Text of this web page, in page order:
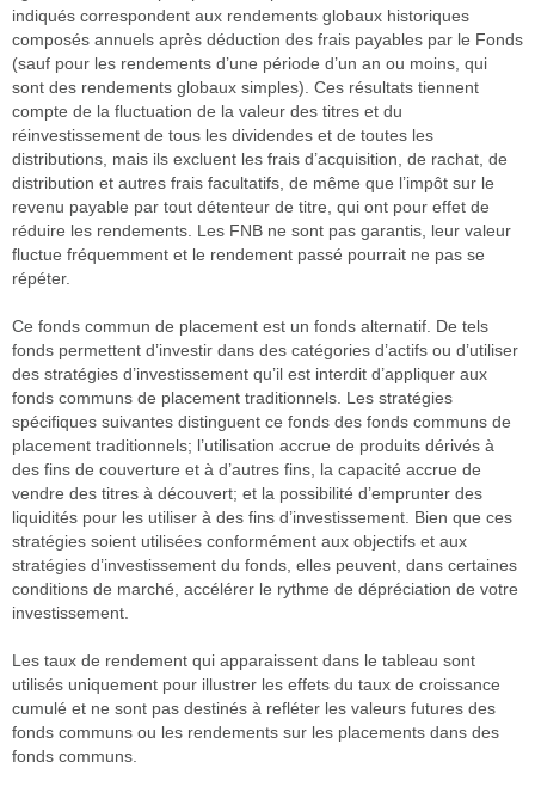
indiqués correspondent aux rendements globaux historiques
composés annuels après déduction des frais payables par le Fonds
(sauf pour les rendements d’une période d’un an ou moins, qui
sont des rendements globaux simples). Ces résultats tiennent
compte de la fluctuation de la valeur des titres et du
réinvestissement de tous les dividendes et de toutes les
distributions, mais ils excluent les frais d’acquisition, de rachat, de
distribution et autres frais facultatifs, de même que l’impôt sur le
revenu payable par tout détenteur de titre, qui ont pour effet de
réduire les rendements. Les FNB ne sont pas garantis, leur valeur
fluctue fréquemment et le rendement passé pourrait ne pas se
répéter.
Ce fonds commun de placement est un fonds alternatif. De tels
fonds permettent d’investir dans des catégories d’actifs ou d’utiliser
des stratégies d’investissement qu’il est interdit d’appliquer aux
fonds communs de placement traditionnels. Les stratégies
spécifiques suivantes distinguent ce fonds des fonds communs de
placement traditionnels; l’utilisation accrue de produits dérivés à
des fins de couverture et à d’autres fins, la capacité accrue de
vendre des titres à découvert; et la possibilité d’emprunter des
liquidités pour les utiliser à des fins d’investissement. Bien que ces
stratégies soient utilisées conformément aux objectifs et aux
stratégies d’investissement du fonds, elles peuvent, dans certaines
conditions de marché, accélérer le rythme de dépréciation de votre
investissement.
Les taux de rendement qui apparaissent dans le tableau sont
utilisés uniquement pour illustrer les effets du taux de croissance
cumulé et ne sont pas destinés à refléter les valeurs futures des
fonds communs ou les rendements sur les placements dans des
fonds communs.